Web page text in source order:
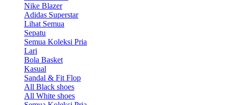
Nike Blazer
Adidas Superstar
Lihat Semua
Sepatu
Semua Koleksi Pria
Lari
Bola Basket
Kasual
Sandal & Fit Flop
All Black shoes
All White shoes